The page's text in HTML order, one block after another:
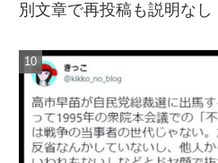
別文章で再投稿も説明なし